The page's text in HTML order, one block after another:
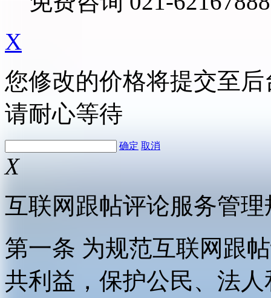
X
您修改的价格将提交至
请耐心等待
确定 取消
X
互联网跟帖评论服务管理
第一条 为规范互联网跟
共利益，保护公民、法